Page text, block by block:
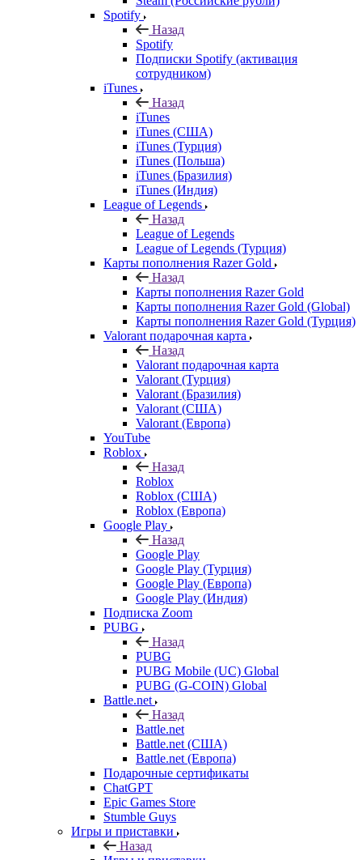
Spotify
Назад
Spotify
Подписки Spotify (активация
сотрудником)
iTunes
Назад
iTunes
iTunes (США)
iTunes (Турция)
iTunes (Польша)
iTunes (Бразилия)
iTunes (Индия)
League of Legends
Назад
League of Legends
League of Legends (Турция)
Карты пополнения Razer Gold
Назад
Карты пополнения Razer Gold
Карты пополнения Razer Gold (Global)
Карты пополнения Razer Gold (Турция)
Valorant подарочная карта
Назад
Valorant подарочная карта
Valorant (Турция)
Valorant (Бразилия)
Valorant (США)
Valorant (Европа)
YouTube
Roblox
Назад
Roblox
Roblox (США)
Roblox (Европа)
Google Play
Назад
Google Play
Google Play (Турция)
Google Play (Европа)
Google Play (Индия)
Подписка Zoom
PUBG
Назад
PUBG
PUBG Mobile (UC) Global
PUBG (G-COIN) Global
Battle.net
Назад
Battle.net
Battle.net (США)
Battle.net (Европа)
Подарочные сертификаты
ChatGPT
Epic Games Store
Stumble Guys
Игры и приставки
Назад